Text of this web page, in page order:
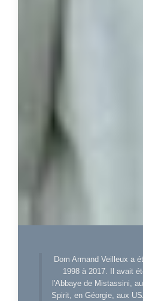
Dom Armand Veilleux a
1998 à 2017. Il avait
l'Abbaye de Mistassini,
Spirit, en Géorgie, aux